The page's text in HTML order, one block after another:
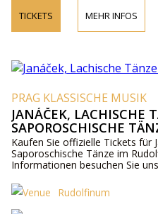
TICKETS MEHR INFOS
PRAG KLASSISCHE MUSIK
JANÁČEK, LACHISCHE
SAPOROSCHISCHE
Kaufen Sie offizielle Tickets für
Saporoschische Tänze im
Informationen besuchen Sie
Rudolfinum